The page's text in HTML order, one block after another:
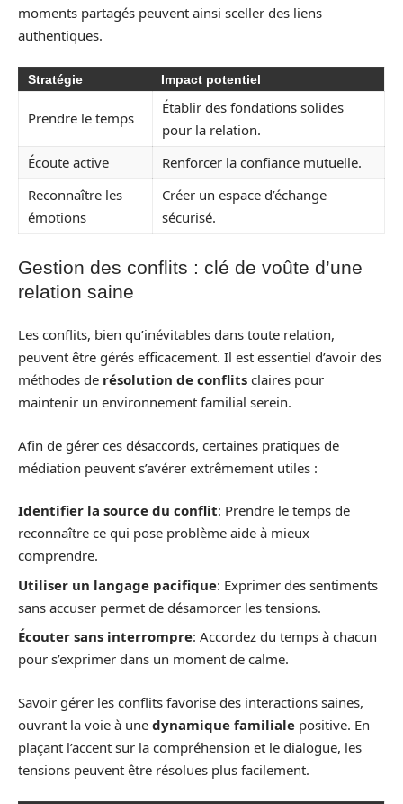
moments partagés peuvent ainsi sceller des liens
authentiques.
Stratégie Impact potentiel
Prendre le temps
Établir des fondations solides
pour la relation.
Écoute active
Renforcer la confiance mutuelle.
Reconnaître les
émotions
Créer un espace d’échange
sécurisé.
Gestion des conflits : clé de voûte d’une
relation saine
Les conflits, bien qu’inévitables dans toute relation,
peuvent être gérés efficacement. Il est essentiel d’avoir des
méthodes de résolution de conflits claires pour
maintenir un environnement familial serein.
Afin de gérer ces désaccords, certaines pratiques de
médiation peuvent s’avérer extrêmement utiles :
Identifier la source du conflit: Prendre le temps de
reconnaître ce qui pose problème aide à mieux
comprendre.
Utiliser un langage pacifique: Exprimer des sentiments
sans accuser permet de désamorcer les tensions.
Écouter sans interrompre: Accordez du temps à chacun
pour s’exprimer dans un moment de calme.
Savoir gérer les conflits favorise des interactions saines,
ouvrant la voie à une dynamique familiale positive. En
plaçant l’accent sur la compréhension et le dialogue, les
tensions peuvent être résolues plus facilement.